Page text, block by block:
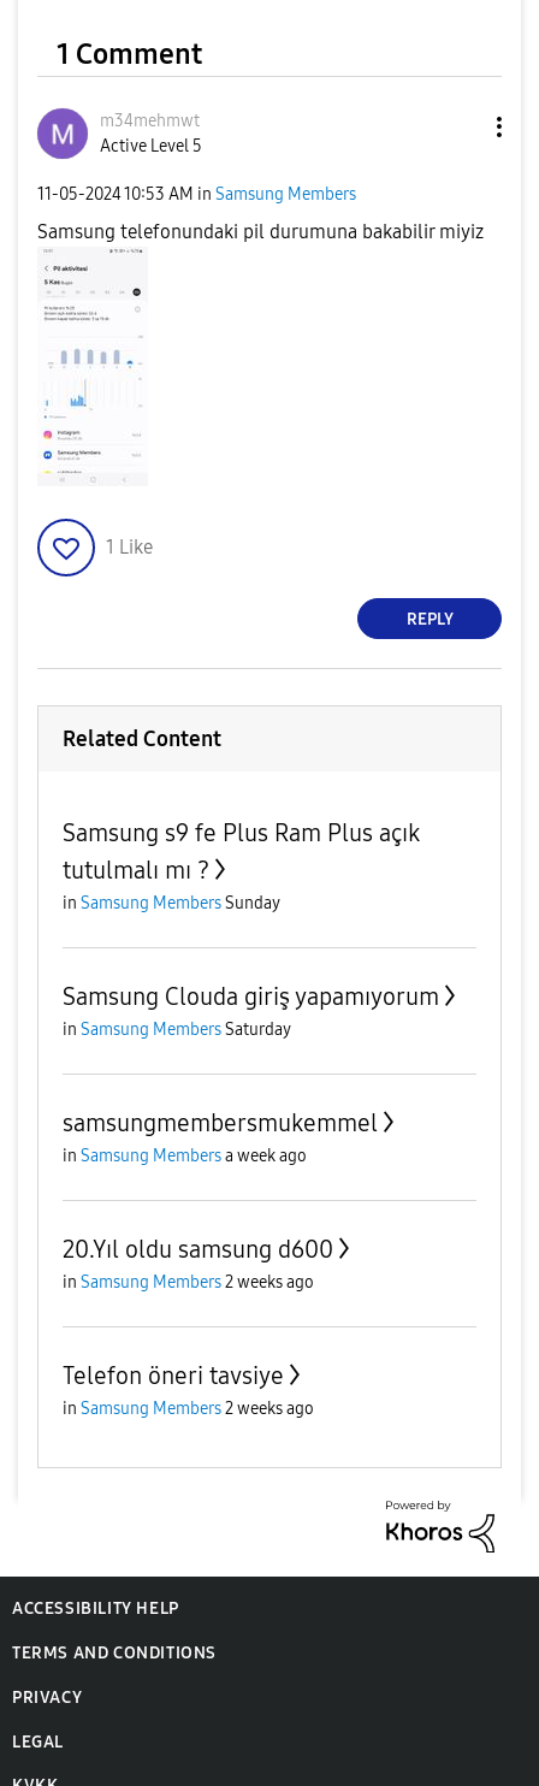
1 Comment
m34mehmwt
Active Level 5
‎11-05-202410:53 AM in Samsung Members
Samsung telefonundaki pil durumuna bakabilir miyiz
1 Like
REPLY
Related Content
Samsung s9 fe Plus Ram Plus açık
tutulmalı mı ?
in Samsung MembersSunday
Samsung Clouda giriş yapamıyorum
in Samsung MembersSaturday
samsungmembersmukemmel
in Samsung Membersa week ago
20.Yıl oldu samsung d600
in Samsung Members2 weeks ago
Telefon öneri tavsiye
in Samsung Members2 weeks ago
ACCESSIBILITY HELP
TERMS AND CONDITIONS
PRIVACY
LEGAL